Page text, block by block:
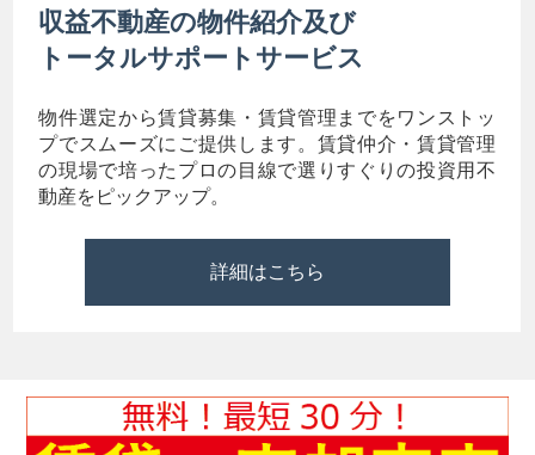
収益不動産の物件紹介及び
トータルサポートサービス
物件選定から賃貸募集・賃貸管理までをワンストッ
プでスムーズにご提供します。賃貸仲介・賃貸管理
の現場で培ったプロの目線で選りすぐりの投資用不
動産をピックアップ。
詳細はこちら